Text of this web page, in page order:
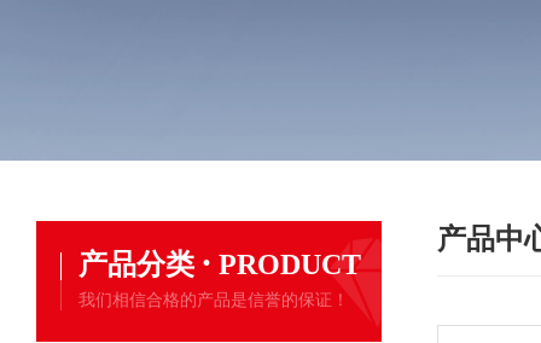
产品分类 · PRODUCT
我们相信合格的产品是信誉的保证！
产品中